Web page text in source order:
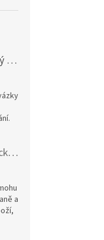
KOUNIC 50x70cm - provázkový rám
a